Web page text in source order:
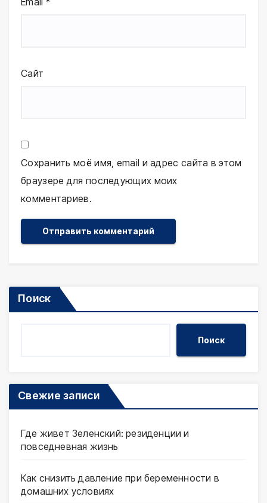
Сайт
Сохранить моё имя, email и адрес сайта в этом
браузере для последующих моих
комментариев.
Поиск
Поиск
Свежие записи
Где живет Зеленский: резиденции и
повседневная жизнь
Как снизить давление при беременности в
домашних условиях